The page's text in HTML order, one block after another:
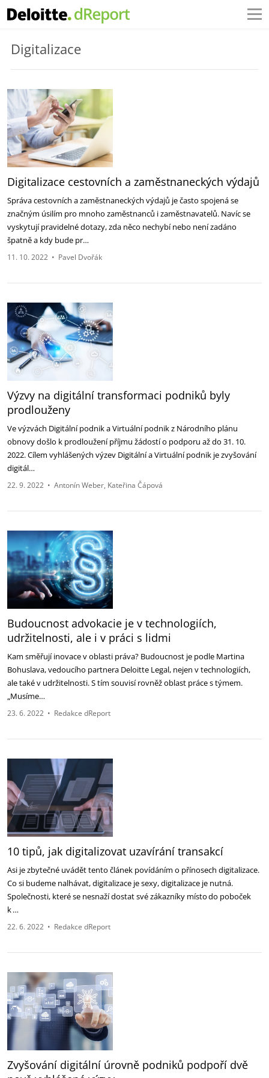
Digitalizace
Digitalizace cestovních a zaměstnaneckých výdajů
Správa cestovních a zaměstnaneckých výdajů je často spojená se
značným úsilím pro mnoho zaměstnanců i zaměstnavatelů. Navíc se
vyskytují pravidelné dotazy, zda něco nechybí nebo není zadáno
špatně a kdy bude pr…
11. 10. 2022 • Pavel Dvořák
Výzvy na digitální transformaci podniků byly
prodlouženy
Ve výzvách Digitální podnik a Virtuální podnik z Národního plánu
obnovy došlo k prodloužení příjmu žádostí o podporu až do 31. 10.
2022. Cílem vyhlášených výzev Digitální a Virtuální podnik je zvyšování
digitál…
22. 9. 2022 • Antonín Weber Kateřina Čápová
Budoucnost advokacie je v technologiích,
udržitelnosti, ale i v práci s lidmi
Kam směřují inovace v oblasti práva? Budoucnost je podle Martina
Bohuslava, vedoucího partnera Deloitte Legal, nejen v technologiích,
ale také v udržitelnosti. S tím souvisí rovněž oblast práce s týmem.
„Musíme…
23. 6. 2022 • Redakce dReport
10 tipů, jak digitalizovat uzavírání transakcí
Asi je zbytečné uvádět tento článek povídáním o přínosech digitalizace.
Co si budeme nalhávat, digitalizace je sexy, digitalizace je nutná.
Společnosti, které se nesnaží dostat své zákazníky místo do poboček
k …
22. 6. 2022 • Redakce dReport
Zvyšování digitální úrovně podniků podpoří dvě